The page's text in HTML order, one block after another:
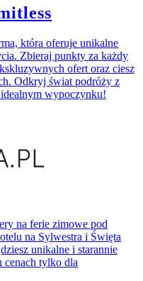
która oferuje unikalne
Zbieraj punkty za każdy
ofert oraz ciesz
Odkryj świat podróży z
wypoczynku!
na ferie zimowe pod
na Sylwestra i Święta
unikalne i starannie
tylko dla